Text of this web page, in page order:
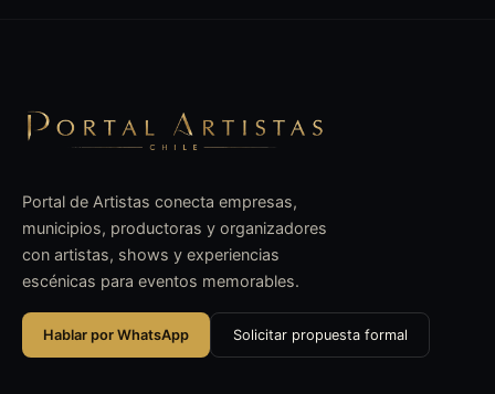
Portal de Artistas conecta empresas,
municipios, productoras y organizadores
con artistas, shows y experiencias
escénicas para eventos memorables.
Hablar por WhatsApp Solicitar propuesta formal